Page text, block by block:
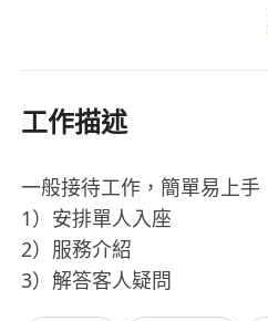
工作描述
一般接待工作，簡單易上手
1）安排單人入座
2）服務介紹
3）解答客人疑問